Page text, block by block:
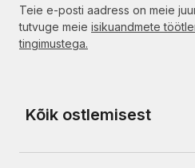
Teie e-posti aadress on meie
tutvuge meie isikuandmete
tingimustega.
Kõik ostlemisest